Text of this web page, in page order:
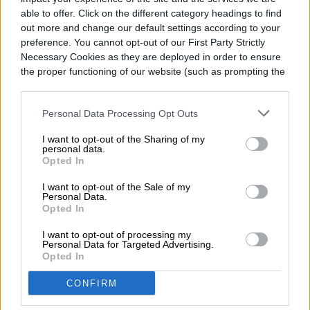
able to offer. Click on the different category headings to find
out more and change our default settings according to your
preference. You cannot opt-out of our First Party Strictly
Necessary Cookies as they are deployed in order to ensure
the proper functioning of our website (such as prompting the
Personal Data Processing Opt Outs
I want to opt-out of the Sharing of my
personal data.
Opted In
I want to opt-out of the Sale of my
Personal Data.
Opted In
I want to opt-out of processing my
Personal Data for Targeted Advertising.
Opted In
CONFIRM
Una instalación publicitaria inusual ha
captado la atención de transeúntes y
conductores en Los Ángeles: desde el
jueves 6 de agosto, un performer
permanece viviendo dentro de una valla
publicitaria amueblada a nueve metros de
altura sobre Sunset Boulevard, en la
intersección con Selma Avenue, en West
Hollywood. La acción forma parte de una
campaña promocional de Netflix para su
nueva película de ciencia ficción y terror,
The Last House (La última casa),
Read more
ENTRETENIMIENTO